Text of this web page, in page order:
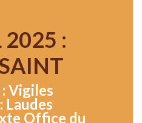
2025 :
Vigiles
Laudes
Office du